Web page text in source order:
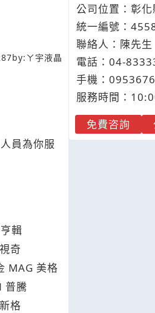
by: ㄚ宇液晶
員為你服
亨輯
奇
MAG 美格
普騰
新格
公司位置：彰
統一編號：
聯絡人：陳先生
電話： 04-8333
手機： 0953676
服務時間：
免費咨詢